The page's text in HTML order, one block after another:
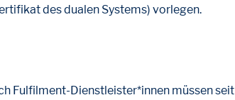
des dualen Systems) vorlegen.
Fulfilment-Dienstleister*innen müssen seit